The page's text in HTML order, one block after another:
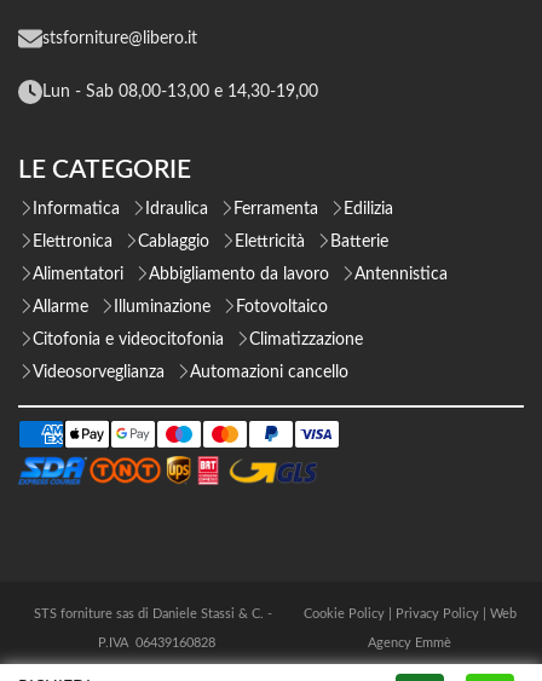
stsforniture@libero.it
Lun - Sab 08,00-13,00 e 14,30-19,00
LE CATEGORIE
Informatica Idraulica Ferramenta
Edilizia
Elettronica
Cablaggio Elettricità
Batterie
Alimentatori
Abbigliamento da lavoro
Antennistica
Allarme
Illuminazione
Fotovoltaico
Citofonia e videocitofonia
Climatizzazione
Videosorveglianza
Automazioni cancello
STS forniture sas di Daniele Stassi & C. -
P.IVA 06439160828
Cookie Policy| Privacy Policy| Web
Agency Emmè